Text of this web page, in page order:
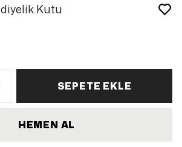
Kutu
SEPETE EKLE
HEMEN AL